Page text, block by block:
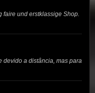
faire und erstklassige Shop.
devido a distância, mas para